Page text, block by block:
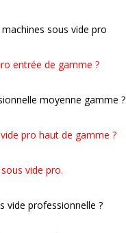
sous vide pro
entrée de gamme ?
moyenne gamme ?
pro haut de gamme ?
vide pro.
vide professionnelle ?